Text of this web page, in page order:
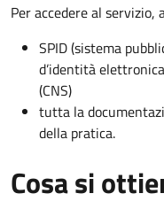
Per accedere al servizio,
SPID (sistema
d’identità
(CNS)
tutta la
della pratica.
Cosa si